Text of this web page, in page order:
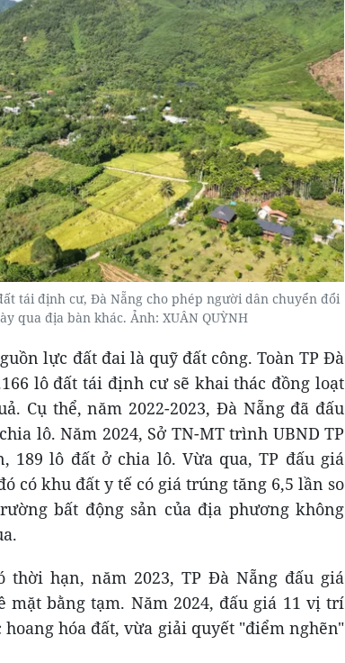
tái định cư, Đà Nẵng cho phép người dân chuyển đổi
qua địa bàn khác. Ảnh: XUÂN QUỲNH
lực đất đai là quỹ đất công. Toàn TP Đà
lô đất tái định cư sẽ khai thác đồng loạt
Cụ thể, năm 2022-2023, Đà Nẵng đã đấu
lô. Năm 2024, Sở TN-MT trình UBND TP
189 lô đất ở chia lô. Vừa qua, TP đấu giá
có khu đất y tế có giá trúng tăng 6,5 lần so
bất động sản của địa phương không
thời hạn, năm 2023, TP Đà Nẵng đấu giá
mặt bằng tạm. Năm 2024, đấu giá 11 vị trí
hóa đất, vừa giải quyết "điểm nghẽn"